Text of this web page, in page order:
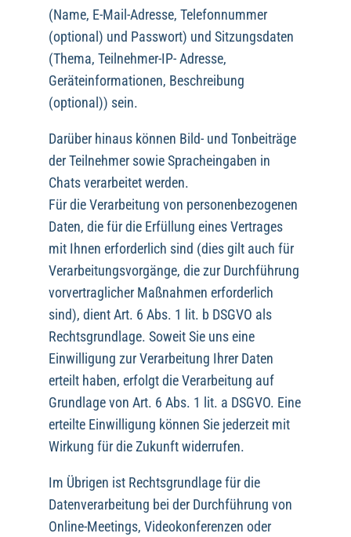
(Name, E-Mail-Adresse, Telefonnummer
(optional) und Passwort) und Sitzungsdaten
(Thema, Teilnehmer-IP- Adresse,
Geräteinformationen, Beschreibung
(optional)) sein.
Darüber hinaus können Bild- und Tonbeiträge
der Teilnehmer sowie Spracheingaben in
Chats verarbeitet werden.
Für die Verarbeitung von personenbezogenen
Daten, die für die Erfüllung eines Vertrages
mit Ihnen erforderlich sind (dies gilt auch für
Verarbeitungsvorgänge, die zur Durchführung
vorvertraglicher Maßnahmen erforderlich
sind), dient Art. 6 Abs. 1 lit. b DSGVO als
Rechtsgrundlage. Soweit Sie uns eine
Einwilligung zur Verarbeitung Ihrer Daten
erteilt haben, erfolgt die Verarbeitung auf
Grundlage von Art. 6 Abs. 1 lit. a DSGVO. Eine
erteilte Einwilligung können Sie jederzeit mit
Wirkung für die Zukunft widerrufen.
Im Übrigen ist Rechtsgrundlage für die
Datenverarbeitung bei der Durchführung von
Online-Meetings, Videokonferenzen oder